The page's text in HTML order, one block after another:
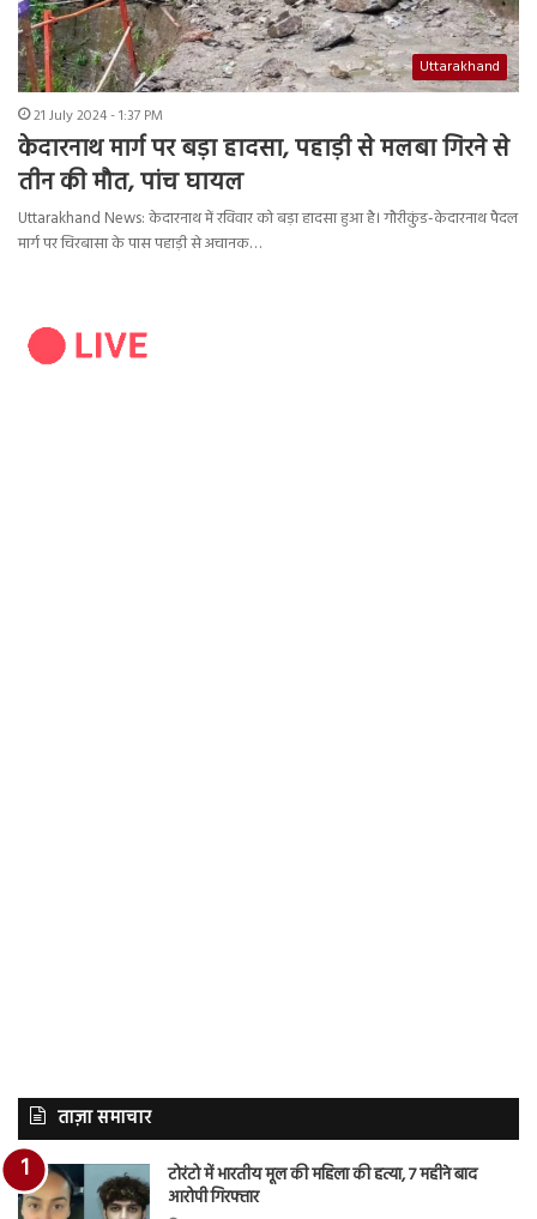
Uttarakhand
21 July 2024 - 1:37 PM
केदारनाथ मार्ग पर बड़ा हादसा, पहाड़ी से मलबा गिरने से
तीन की मौत, पांच घायल
Uttarakhand News: केदारनाथ में रविवार को बड़ा हादसा हुआ है। गौरीकुंड-केदारनाथ पैदल
मार्ग पर चिरबासा के पास पहाड़ी से अचानक…
ताज़ा समाचार
टोरंटो में भारतीय मूल की महिला की हत्या, 7 महीने बाद
आरोपी गिरफ्तार